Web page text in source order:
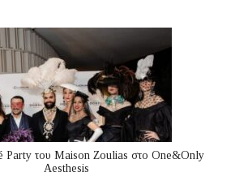
Party του Maison Zoulias στο One&Only
Aesthesis